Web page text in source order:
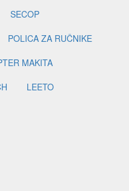
SECOP
POLICA ZA RUČNIKE
MAKITA
LEETO